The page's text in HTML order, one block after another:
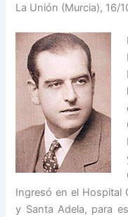
La Unión (Murcia), 16/
Ingresó en el Hospital
y Santa Adela, para